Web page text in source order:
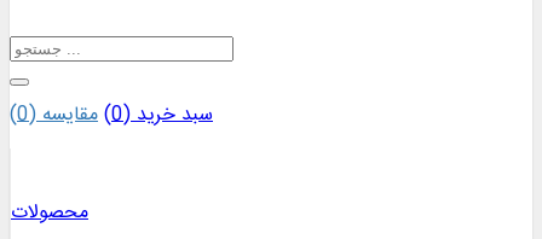
سبد خرید (0
)مقایسه (0
)
محصولات